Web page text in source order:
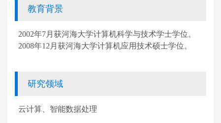
教育背景
2002年7月获河海大学计算机科学与技术学士学位。
2008年12 月获河海大学计算机应用技术硕士学位。
研究领域
云计算、智能数据处理